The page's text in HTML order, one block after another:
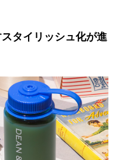
タイリッシュ化が進